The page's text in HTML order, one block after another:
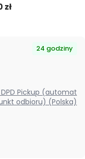
zł
24 godziny
paczkowy | punkt odbioru) (Polska)